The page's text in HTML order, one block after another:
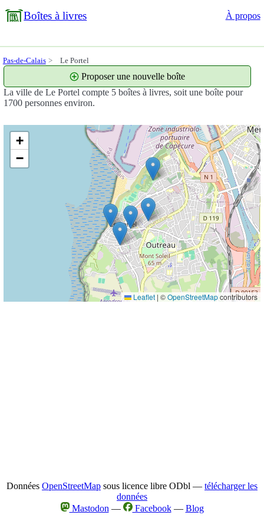
Boîtes à livres À propos
Pas-de-Calais Le Portel
La ville de Le Portel compte 5 boîtes à livres, soit une boîte pour
1700 personnes environ.
Proposer une nouvelle boîte
+
−
Leaflet | ©OpenStreetMapcontributors
Données OpenStreetMap sous licence libre ODbl — télécharger les
données
Mastodon — Facebook— Blog